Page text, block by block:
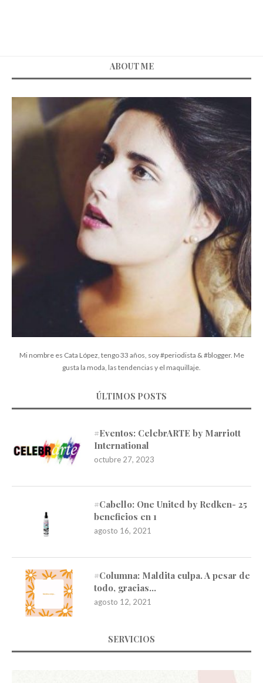
ABOUT ME
Mi nombre es Cata López, tengo 33 años, soy #periodista & #blogger. Me
gusta la moda, las tendencias y el maquillaje.
ÚLTIMOS POSTS
#Eventos: CelebrARTE by Marriott
International
octubre 27, 2023
#Cabello: One United by Redken- 25
beneficios en 1
agosto 16, 2021
#Columna: Maldita culpa. A pesar de
todo, gracias…
agosto 12, 2021
SERVICIOS